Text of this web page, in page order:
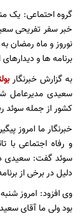
گروه احتماعی: یک
خبر سفر تفریحی
نوروز و ماه رمضان
برنامه ها و
به گزارش خبرنگار
سعیدی مدیرعامل
کشور از جمله سوئد
خبرنگار ما امروز
و رفاه اجتماعی
سوئد گفت: سعیدی
دلیل در برخی از
وی افزود: امروز
بود ولی ما آقای